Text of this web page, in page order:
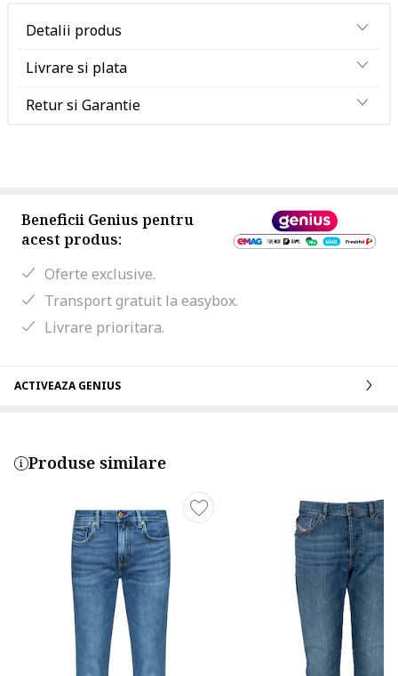
Detalii produs
Livrare si plata
Retur si Garantie
Beneficii Genius pentru
acest produs:
Oferte exclusive.
Transport gratuit la easybox.
Livrare prioritara.
ACTIVEAZA GENIUS
Produse similare